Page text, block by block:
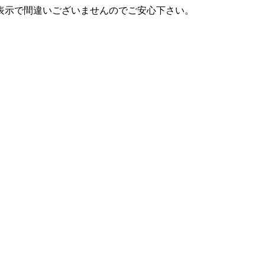
で間違いございませんのでご安心下さい。